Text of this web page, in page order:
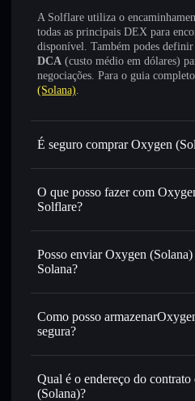
A Solflare utiliza o
todas as principais DEX para
disponível. Também podes definir
DCA (custo médio em dólares)
negociações. Para o guia
(Solana).
É seguro comprar Oxygen
Oxygen (Solana) não está
O que posso fazer com
Solflare?
Oxygen (Solana)
Trocar instantaneamente—
ou milhares de outros tokens
disponível
Definir ordens limite—
preço-alvo para OXY
Utilizar DCA— investir de
Enviar de forma privada
—
Posso enviar Oxygen
Solana?
Como posso
segura?
Qual é o endereço do contrato
(Solana)?